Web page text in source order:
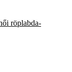
röplabda-